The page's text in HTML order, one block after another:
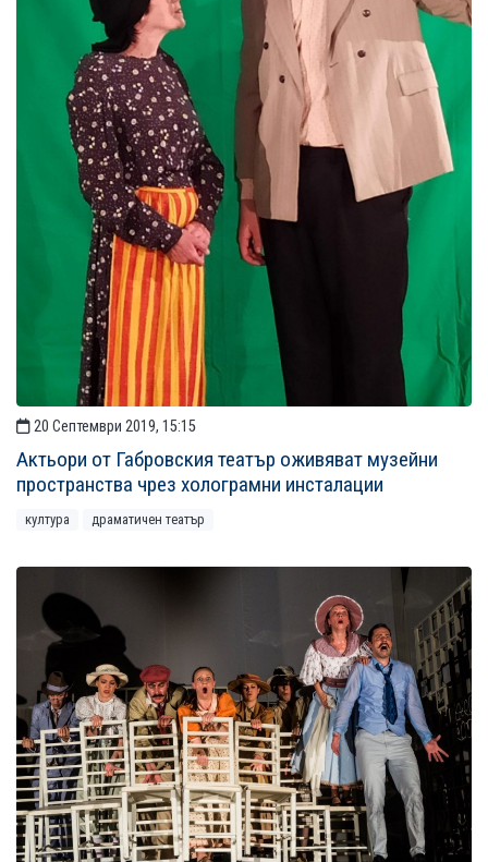
20 Септември 2019, 15:15
Актьори от Габровския театър оживяват музейни
пространства чрез холограмни инсталации
култура драматичен театър